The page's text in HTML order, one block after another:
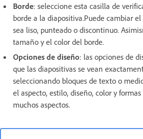
Borde: seleccione esta casilla de
borde a la diapositiva.Puede cambiar
sea liso, punteado o discontinuo.
tamaño y el color del borde.
Opciones de diseño: las opciones de
que las diapositivas se vean
seleccionando bloques de texto o
el aspecto, estilo, diseño, color y
muchos aspectos.